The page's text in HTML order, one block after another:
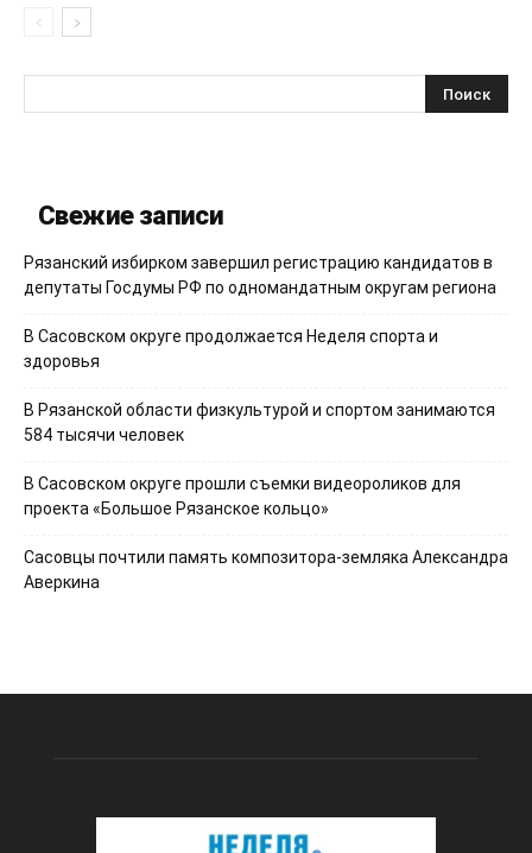
Свежие записи
Рязанский избирком завершил регистрацию кандидатов в
депутаты Госдумы РФ по одномандатным округам региона
В Сасовском округе продолжается Неделя спорта и
здоровья
В Рязанской области физкультурой и спортом занимаются
584 тысячи человек
В Сасовском округе прошли съемки видеороликов для
проекта «Большое Рязанское кольцо»
Сасовцы почтили память композитора-земляка Александра
Аверкина